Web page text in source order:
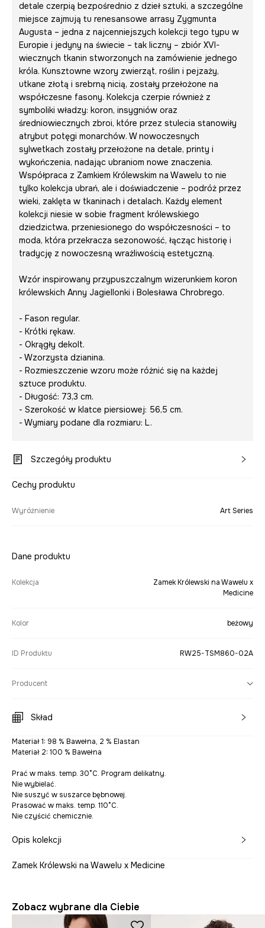
detale czerpią bezpośrednio z dzieł sztuki, a szczególne
miejsce zajmują tu renesansowe arrasy Zygmunta
Augusta – jedna z najcenniejszych kolekcji tego typu w
Europie i jedyny na świecie – tak liczny – zbiór XVI-
wiecznych tkanin stworzonych na zamówienie jednego
króla. Kunsztowne wzory zwierząt, roślin i pejzaży,
utkane złotą i srebrną nicią, zostały przełożone na
współczesne fasony. Kolekcja czerpie również z
symboliki władzy: koron, insygniów oraz
średniowiecznych zbroi, które przez stulecia stanowiły
atrybut potęgi monarchów. W nowoczesnych
sylwetkach zostały przełożone na detale, printy i
wykończenia, nadając ubraniom nowe znaczenia.
Współpraca z Zamkiem Królewskim na Wawelu to nie
tylko kolekcja ubrań, ale i doświadczenie – podróż przez
wieki, zaklęta w tkaninach i detalach. Każdy element
kolekcji niesie w sobie fragment królewskiego
dziedzictwa, przeniesionego do współczesności – to
moda, która przekracza sezonowość, łącząc historię i
tradycję z nowoczesną wrażliwością estetyczną.
Wzór inspirowany przypuszczalnym wizerunkiem koron
królewskich Anny Jagiellonki i Bolesława Chrobrego.
- Fason regular.
- Krótki rękaw.
- Okrągły dekolt.
- Wzorzysta dzianina.
- Rozmieszczenie wzoru może różnić się na każdej
sztuce produktu.
- Długość: 73,3 cm.
- Szerokość w klatce piersiowej: 56,5 cm.
- Wymiary podane dla rozmiaru: L.
Szczegóły produktu
Cechy produktu
Wyróżnienie Art Series
Dane produktu
Kolekcja
Zamek Królewski na Wawelu x
Medicine
Kolor beżowy
ID Produktu RW25-TSM860-02A
Producent
Skład
Materiał 1: 98 % Bawełna, 2 % Elastan
Materiał 2: 100 % Bawełna
Prać w maks. temp. 30°C. Program delikatny.
Nie wybielać.
Nie suszyć w suszarce bębnowej.
Prasować w maks. temp. 110°C.
Nie czyścić chemicznie.
Opis kolekcji
Zamek Królewski na Wawelu x Medicine
Zobacz wybrane dla Ciebie